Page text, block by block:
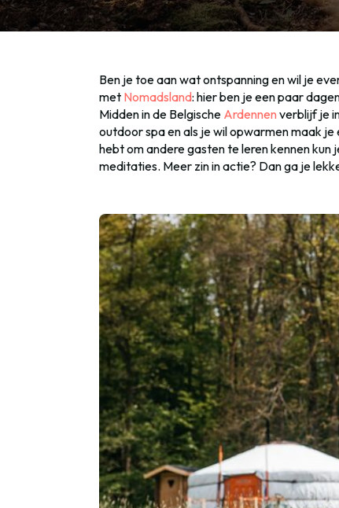
Ben je toe aan wat ontspanning en wil je
met Nomadsland: hier ben je een paar
Midden in de Belgische Ardennen verblijf je
outdoor spa en als je wil opwarmen maak
hebt om andere gasten te leren kennen
meditaties. Meer zin in actie? Dan ga je